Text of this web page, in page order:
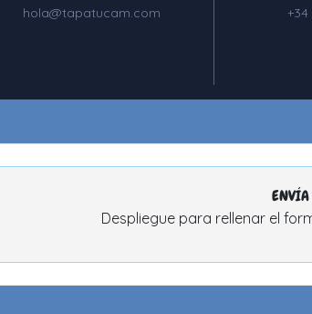
hola@tapatucam.com
ENVÍA
Despliegue para rellenar el